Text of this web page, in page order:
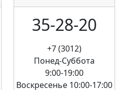
35-28-20
+7 (3012)
Понед-Суббота
9:00-19:00
Воскресенье 10:00-17:00